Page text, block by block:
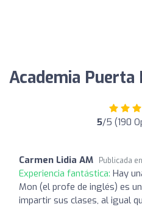
Academia Puerta
5/5 (190
Carmen Lidia AM Publicada en
Experiencia fantástica: Hay
Mon (el profe de inglés) es
impartir sus clases, al igual